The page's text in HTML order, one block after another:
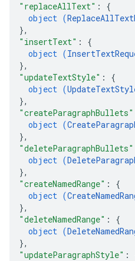
"replaceAllText" : {
object (
},
"insertText" : {
object (
},
"updateTextStyle" : {
object (
},
"createParagraphBullets"
object (
},
"deleteParagraphBullets"
object (
},
"createNamedRange" : {
object (
},
"deleteNamedRange" : {
object (
},
"updateParagraphStyle" :